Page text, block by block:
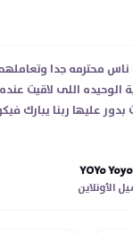
محترمه جدا وتعاملهم
اللى لاقيت عنده
عليها ربنا يبارك فيكوا
YOYo